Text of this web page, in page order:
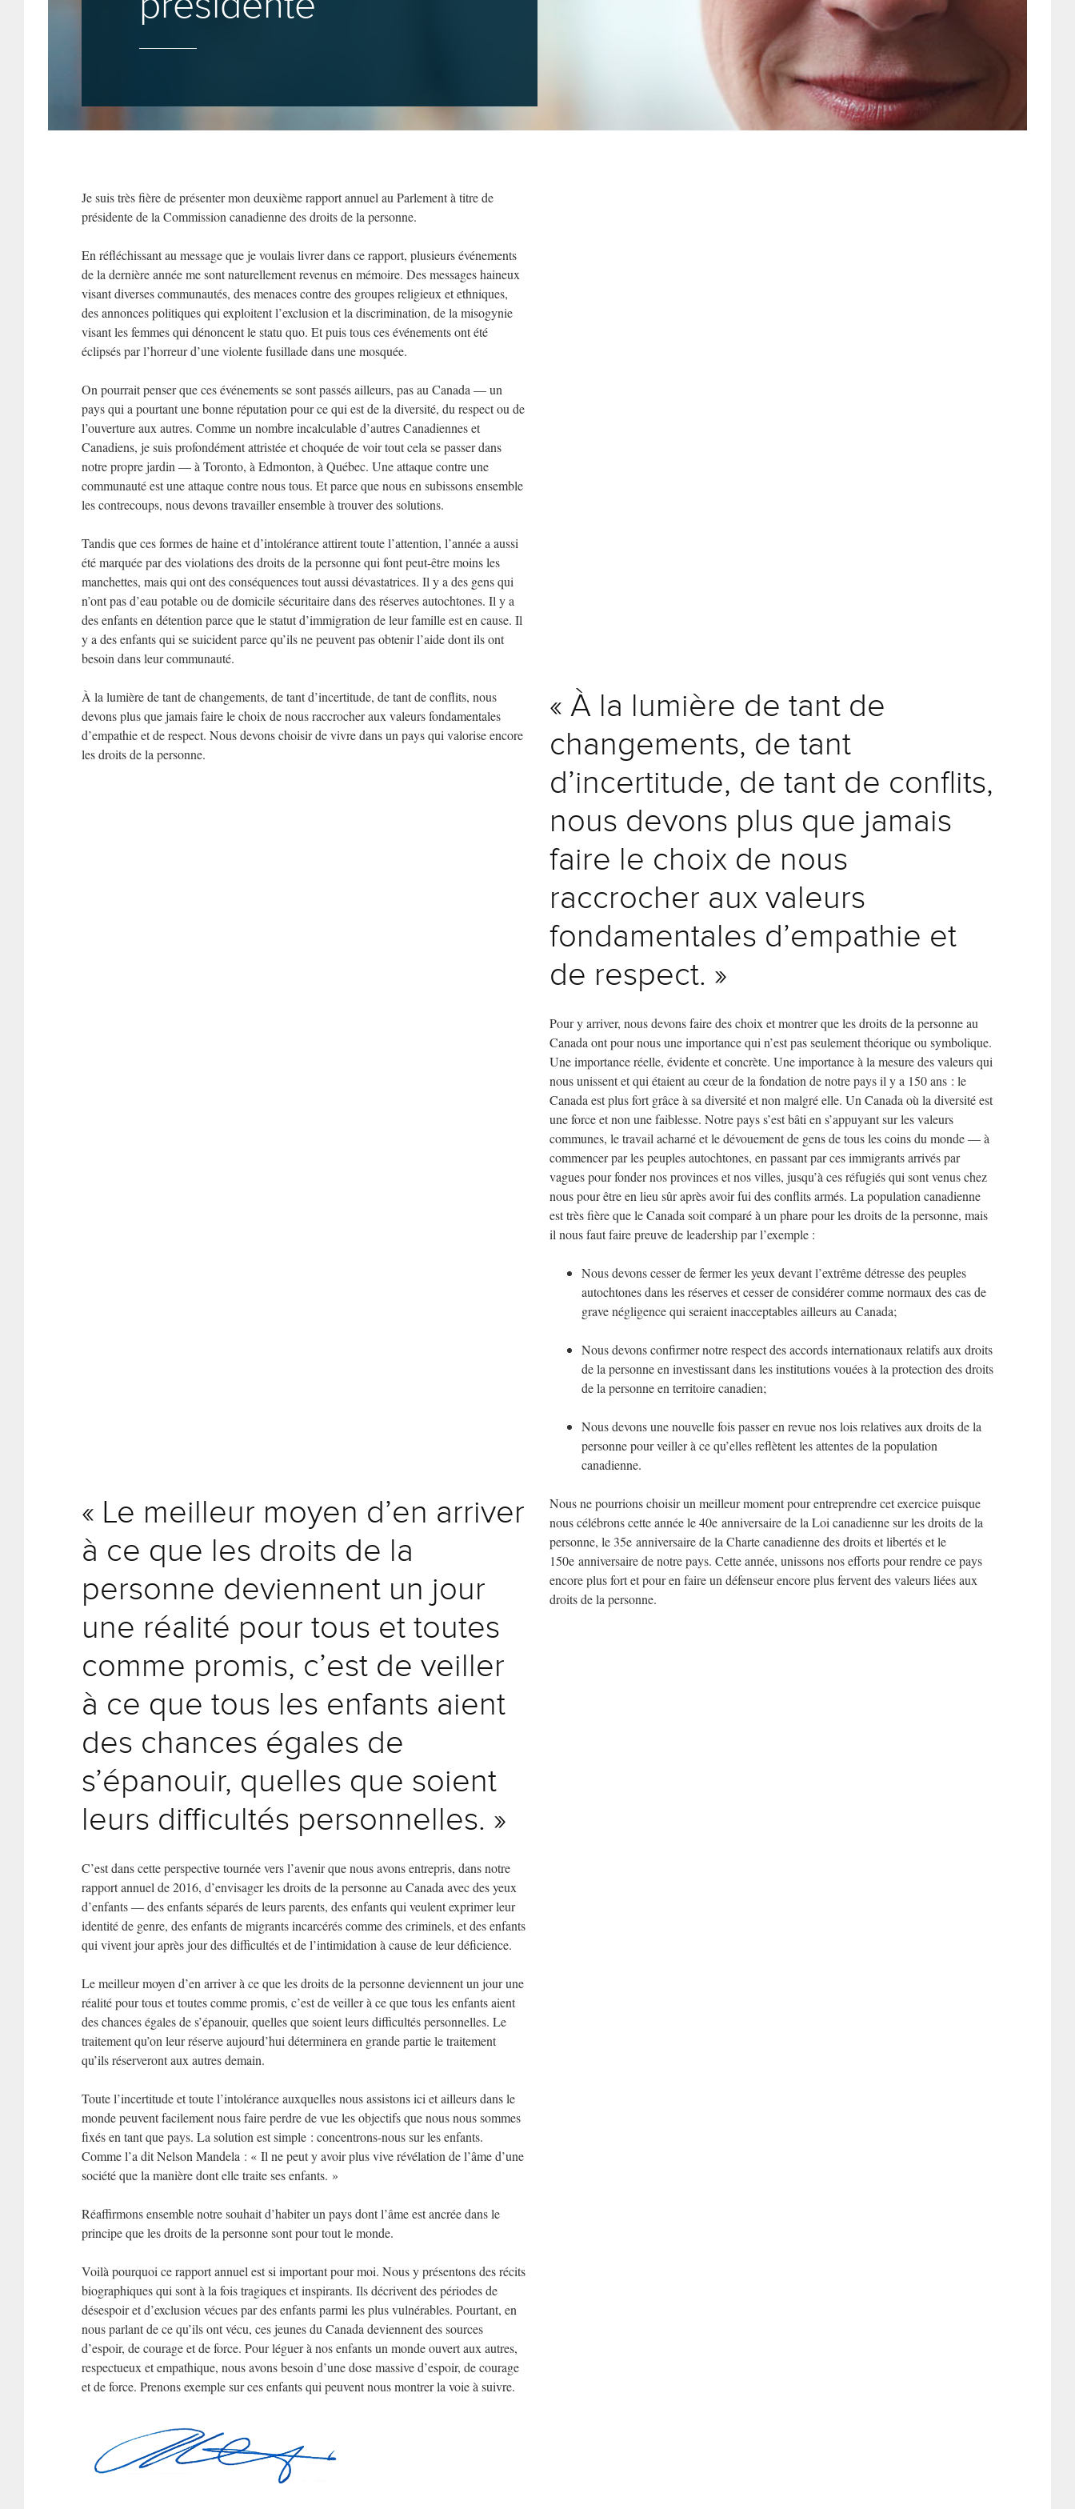
Je suis très fière de présenter mon deuxième rapport annuel au Parlement à titre de
présidente de la Commission canadienne des droits de la personne.
En réfléchissant au message que je voulais livrer dans ce rapport, plusieurs événements
de la dernière année me sont naturellement revenus en mémoire. Des messages haineux
visant diverses communautés, des menaces contre des groupes religieux et ethniques,
des annonces politiques qui exploitent l’exclusion et la discrimination, de la misogynie
visant les femmes qui dénoncent le statu quo. Et puis tous ces événements ont été
éclipsés par l’horreur d’une violente fusillade dans une mosquée.
On pourrait penser que ces événements se sont passés ailleurs, pas au Canada — un
pays qui a pourtant une bonne réputation pour ce qui est de la diversité, du respect ou de
l’ouverture aux autres. Comme un nombre incalculable d’autres Canadiennes et
Canadiens, je suis profondément attristée et choquée de voir tout cela se passer dans
notre propre jardin — à Toronto, à Edmonton, à Québec. Une attaque contre une
communauté est une attaque contre nous tous. Et parce que nous en subissons ensemble
les contrecoups, nous devons travailler ensemble à trouver des solutions.
Tandis que ces formes de haine et d’intolérance attirent toute l’attention, l’année a aussi
été marquée par des violations des droits de la personne qui font peut-être moins les
manchettes, mais qui ont des conséquences tout aussi dévastatrices. Il y a des gens qui
n’ont pas d’eau potable ou de domicile sécuritaire dans des réserves autochtones. Il y a
des enfants en détention parce que le statut d’immigration de leur famille est en cause. Il
y a des enfants qui se suicident parce qu’ils ne peuvent pas obtenir l’aide dont ils ont
besoin dans leur communauté.
À la lumière de tant de changements, de tant d’incertitude, de tant de conflits, nous
devons plus que jamais faire le choix de nous raccrocher aux valeurs fondamentales
d’empathie et de respect. Nous devons choisir de vivre dans un pays qui valorise encore
les droits de la personne.
« À la lumière de tant de
changements, de tant
d’incertitude, de tant de conflits,
nous devons plus que jamais
faire le choix de nous
raccrocher aux valeurs
fondamentales d’empathie et
de respect. »
Pour y arriver, nous devons faire des choix et montrer que les droits de la personne au
Canada ont pour nous une importance qui n’est pas seulement théorique ou symbolique.
Une importance réelle, évidente et concrète. Une importance à la mesure des valeurs qui
nous unissent et qui étaient au cœur de la fondation de notre pays il y a 150 ans : le
Canada est plus fort grâce à sa diversité et non malgré elle. Un Canada où la diversité est
une force et non une faiblesse. Notre pays s’est bâti en s’appuyant sur les valeurs
communes, le travail acharné et le dévouement de gens de tous les coins du monde — à
commencer par les peuples autochtones, en passant par ces immigrants arrivés par
vagues pour fonder nos provinces et nos villes, jusqu’à ces réfugiés qui sont venus chez
nous pour être en lieu sûr après avoir fui des conflits armés. La population canadienne
est très fière que le Canada soit comparé à un phare pour les droits de la personne, mais
il nous faut faire preuve de leadership par l’exemple :
Nous devons cesser de fermer les yeux devant l’extrême détresse des peuples
autochtones dans les réserves et cesser de considérer comme normaux des cas de
grave négligence qui seraient inacceptables ailleurs au Canada;
Nous devons confirmer notre respect des accords internationaux relatifs aux droits
de la personne en investissant dans les institutions vouées à la protection des droits
de la personne en territoire canadien;
Nous devons une nouvelle fois passer en revue nos lois relatives aux droits de la
personne pour veiller à ce qu’elles reflètent les attentes de la population
canadienne.
« Le meilleur moyen d’en arriver
à ce que les droits de la
personne deviennent un jour
une réalité pour tous et toutes
comme promis, c’est de veiller
à ce que tous les enfants aient
des chances égales de
s’épanouir, quelles que soient
leurs difficultés personnelles. »
Nous ne pourrions choisir un meilleur moment pour entreprendre cet exercice puisque
nous célébrons cette année le 40e anniversaire de la Loi canadienne sur les droits de la
personne, le 35e anniversaire de la Charte canadienne des droits et libertés et le
150e anniversaire de notre pays. Cette année, unissons nos efforts pour rendre ce pays
encore plus fort et pour en faire un défenseur encore plus fervent des valeurs liées aux
droits de la personne.
C’est dans cette perspective tournée vers l’avenir que nous avons entrepris, dans notre
rapport annuel de 2016, d’envisager les droits de la personne au Canada avec des yeux
d’enfants — des enfants séparés de leurs parents, des enfants qui veulent exprimer leur
identité de genre, des enfants de migrants incarcérés comme des criminels, et des enfants
qui vivent jour après jour des difficultés et de l’intimidation à cause de leur déficience.
Le meilleur moyen d’en arriver à ce que les droits de la personne deviennent un jour une
réalité pour tous et toutes comme promis, c’est de veiller à ce que tous les enfants aient
des chances égales de s’épanouir, quelles que soient leurs difficultés personnelles. Le
traitement qu’on leur réserve aujourd’hui déterminera en grande partie le traitement
qu’ils réserveront aux autres demain.
Toute l’incertitude et toute l’intolérance auxquelles nous assistons ici et ailleurs dans le
monde peuvent facilement nous faire perdre de vue les objectifs que nous nous sommes
fixés en tant que pays. La solution est simple : concentrons-nous sur les enfants.
Comme l’a dit Nelson Mandela : « Il ne peut y avoir plus vive révélation de l’âme d’une
société que la manière dont elle traite ses enfants. »
Réaffirmons ensemble notre souhait d’habiter un pays dont l’âme est ancrée dans le
principe que les droits de la personne sont pour tout le monde.
Voilà pourquoi ce rapport annuel est si important pour moi. Nous y présentons des récits
biographiques qui sont à la fois tragiques et inspirants. Ils décrivent des périodes de
désespoir et d’exclusion vécues par des enfants parmi les plus vulnérables. Pourtant, en
nous parlant de ce qu’ils ont vécu, ces jeunes du Canada deviennent des sources
d’espoir, de courage et de force. Pour léguer à nos enfants un monde ouvert aux autres,
respectueux et empathique, nous avons besoin d’une dose massive d’espoir, de courage
et de force. Prenons exemple sur ces enfants qui peuvent nous montrer la voie à suivre.